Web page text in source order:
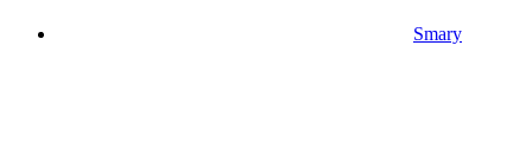
Smary